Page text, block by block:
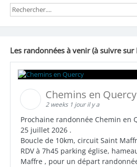
Les randonnées à venir (à suivre sur
Chemins en Quercy
2 weeks 1 jour il y a
Prochaine randonnée Chemin en
25 juillet 2026 .
Boucle de 10km, circuit Saint
RDV à 7h45 parking église,
Maffre , pour un départ